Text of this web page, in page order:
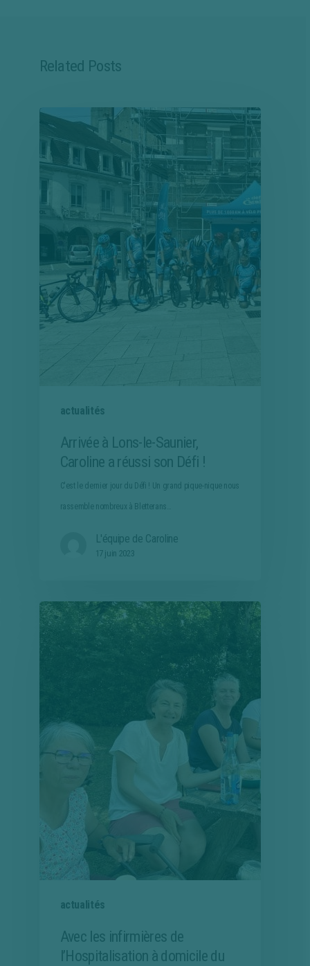
Related Posts
actualités
Arrivée à Lons-le-Saunier,
Caroline a réussi son Défi !
C'est le dernier jour du Défi ! Un grand pique-nique nous
rassemble nombreux à Bletterans…
L'équipe de Caroline
17 juin 2023
actualités
Avec les infirmières de
l’Hospitalisation à domicile du